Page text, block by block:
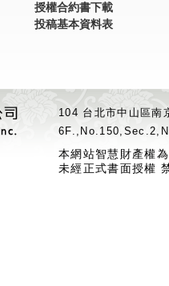
授權合約書下載
投稿基本資料表
104 台北市中山區
本網站智慧財產權
未經正式書面授權